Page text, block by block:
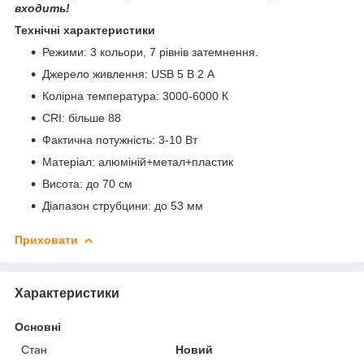
входить!
Технічні характеристики
Режими: 3 кольори, 7 рівнів затемнення.
Джерело живлення: USB 5 В 2 А
Колірна температура: 3000-6000 К
CRI: більше 88
Фактична потужність: 3-10 Вт
Матеріал: алюміній+метал+пластик
Висота: до 70 см
Діапазон струбцини: до 53 мм
Приховати
Характеристики
Основні
Стан
Новий